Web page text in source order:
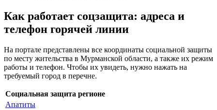
Как работает соцзащита: адреса и
телефон горячей линии
На портале представлены все координаты социальной защиты
по месту жительства в Мурманской области, а также их режим
работы и телефон. Чтобы их увидеть, нужно нажать на
требуемый город в перечне.
Социальная защита регионе
Апатиты